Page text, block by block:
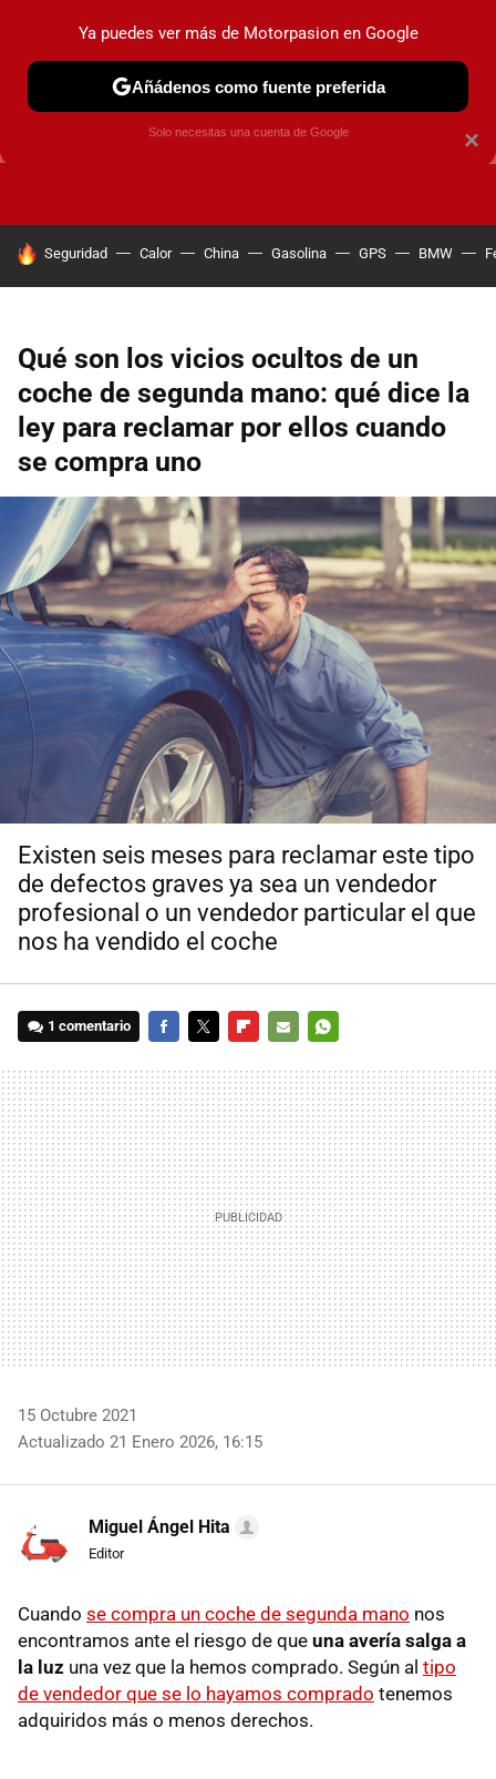
GUÍAS DE COMPRA OFERTAS DE COCHES CONSEJOS
HOY SE HABLA DE
Seguridad Calor China Gasolina GPS BMW
Qué son los vicios ocultos de un
coche de segunda mano: qué dice la
ley para reclamar por ellos cuando
se compra uno
Existen seis meses para reclamar este tipo
de defectos graves ya sea un vendedor
profesional o un vendedor particular el que
nos ha vendido el coche
1 comentario
MAIL
15 Octubre 2021
Actualizado 21 Enero 2026, 16:15
Miguel Ángel Hita
Editor
Cuando se compra un coche de segunda mano nos
encontramos ante el riesgo de que una avería salga a
la luz una vez que la hemos comprado. Según al tipo
de vendedor que se lo hayamos comprado tenemos
adquiridos más o menos derechos.
×
Ya puedes ver más de Motorpasion en Google
Añádenos como fuente preferida
Solo necesitas una cuenta de Google